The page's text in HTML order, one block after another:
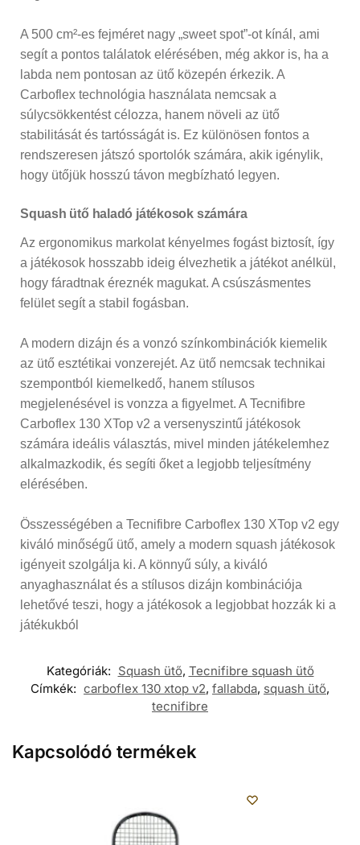
A 500 cm²-es fejméret nagy „sweet spot”-ot kínál, ami
segít a pontos találatok elérésében, még akkor is, ha a
labda nem pontosan az ütő közepén érkezik. A
Carboflex technológia használata nemcsak a
súlycsökkentést célozza, hanem növeli az ütő
stabilitását és tartósságát is. Ez különösen fontos a
rendszeresen játszó sportolók számára, akik igénylik,
hogy ütőjük hosszú távon megbízható legyen.
Squash ütő haladó játékosok számára
Az ergonomikus markolat kényelmes fogást biztosít, így
a játékosok hosszabb ideig élvezhetik a játékot anélkül,
hogy fáradtnak éreznék magukat. A csúszásmentes
felület segít a stabil fogásban.
A modern dizájn és a vonzó színkombinációk kiemelik
az ütő esztétikai vonzerejét. Az ütő nemcsak technikai
szempontból kiemelkedő, hanem stílusos
megjelenésével is vonzza a figyelmet. A Tecnifibre
Carboflex 130 XTop v2 a versenyszintű játékosok
számára ideális választás, mivel minden játékelemhez
alkalmazkodik, és segíti őket a legjobb teljesítmény
elérésében.
Összességében a Tecnifibre Carboflex 130 XTop v2 egy
kiváló minőségű ütő, amely a modern squash játékosok
igényeit szolgálja ki. A könnyű súly, a kiváló
anyaghasználat és a stílusos dizájn kombinációja
lehetővé teszi, hogy a játékosok a legjobbat hozzák ki a
játékukból
Kategóriák: Squash ütő, Tecnifibre squash ütő
Címkék: carboflex 130 xtop v2, fallabda, squash ütő,
tecnifibre
Kapcsolódó termékek